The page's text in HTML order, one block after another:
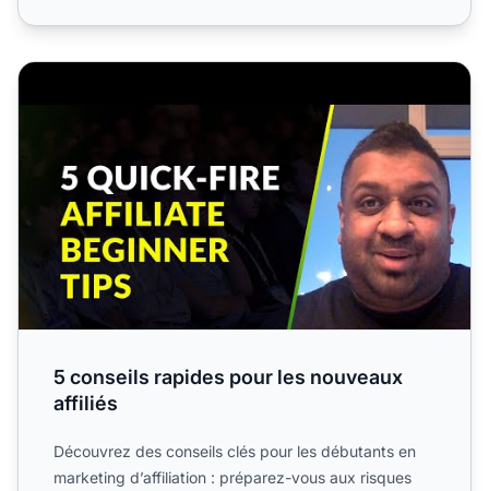
5 conseils rapides pour les nouveaux affiliés
5 conseils rapides pour les nouveaux
affiliés
Découvrez des conseils clés pour les débutants en
marketing d’affiliation : préparez-vous aux risques